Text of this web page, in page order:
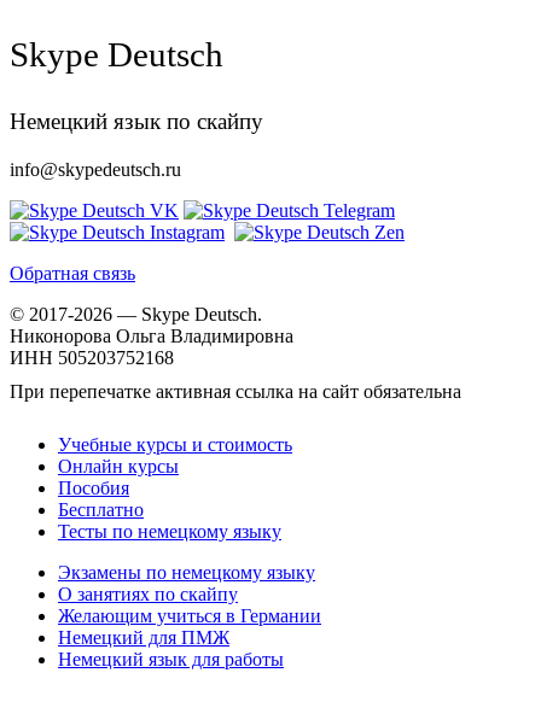
Skype Deutsch
Немецкий язык по скайпу
info@skypedeutsch.ru
Обратная связь
© 2017-2026 — Skype Deutsch.
Никонорова Ольга Владимировна
ИНН 505203752168
При перепечатке активная ссылка на сайт обязательна
Учебные курсы и стоимость
Онлайн курсы
Пособия
Бесплатно
Тесты по немецкому языку
Экзамены по немецкому языку
О занятиях по скайпу
Желающим учиться в Германии
Немецкий для ПМЖ
Немецкий язык для работы